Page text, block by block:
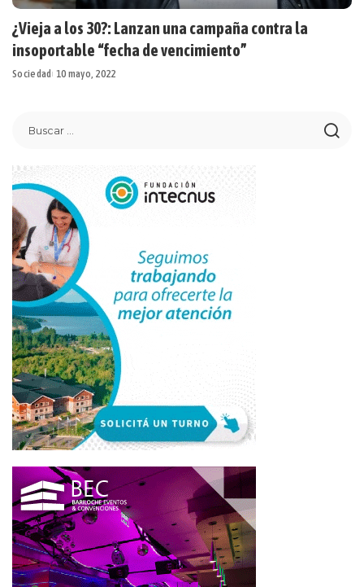
¿Vieja a los 30?: Lanzan una campaña contra la
insoportable “fecha de vencimiento”
Sociedad 10 mayo, 2022